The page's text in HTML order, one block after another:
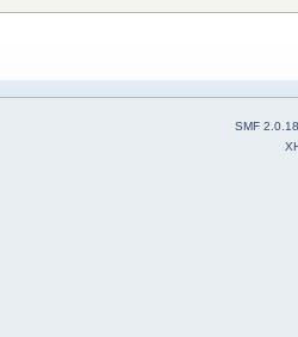
SMF 2.0.18